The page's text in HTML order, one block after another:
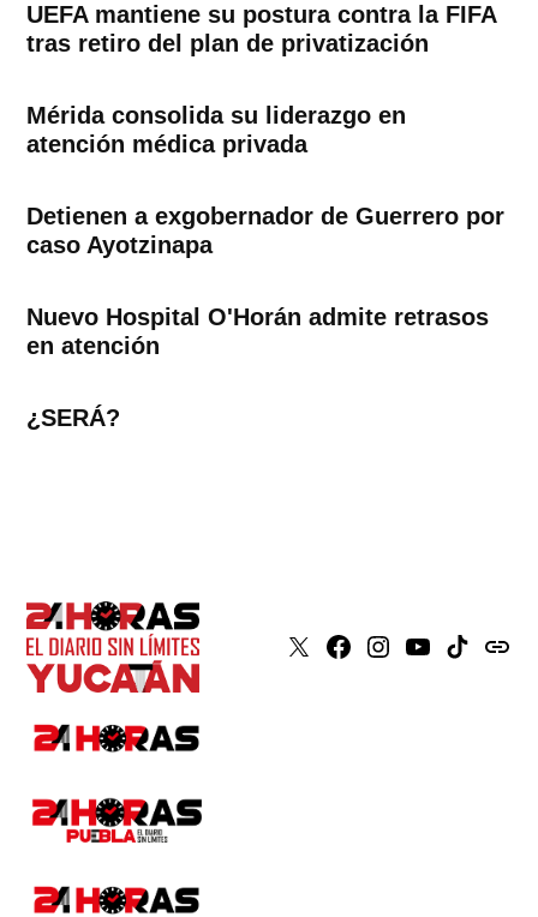
UEFA mantiene su postura contra la FIFA
tras retiro del plan de privatización
Mérida consolida su liderazgo en
atención médica privada
Detienen a exgobernador de Guerrero por
caso Ayotzinapa
Nuevo Hospital O'Horán admite retrasos
en atención
¿SERÁ?
X Faceboook
Instagram
YoutubeTiktokissuu